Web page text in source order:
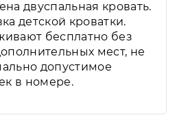
двуспальная кровать.
детской кроватки.
бесплатно без
мест, не
допустимое
в номере.